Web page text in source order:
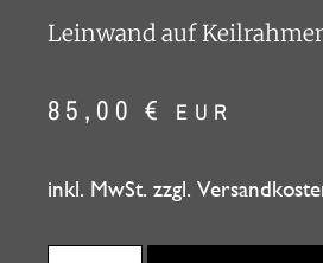
Leinwand auf
85,00€ EUR
inkl. MwSt. zzgl.